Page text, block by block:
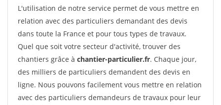
L'utilisation de notre service permet de vous mettre en
relation avec des particuliers demandant des devis
dans toute la France et pour tous types de travaux.
Quel que soit votre secteur d'activité, trouver des
chantiers grâce à chantier-particulier.fr. Chaque jour,
des milliers de particuliers demandent des devis en
ligne. Nous pouvons facilement vous mettre en relation
avec des particuliers demandeurs de travaux pour leur